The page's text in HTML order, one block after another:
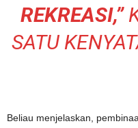
REKREASI,”
SATU
Beliau menjelaskan,